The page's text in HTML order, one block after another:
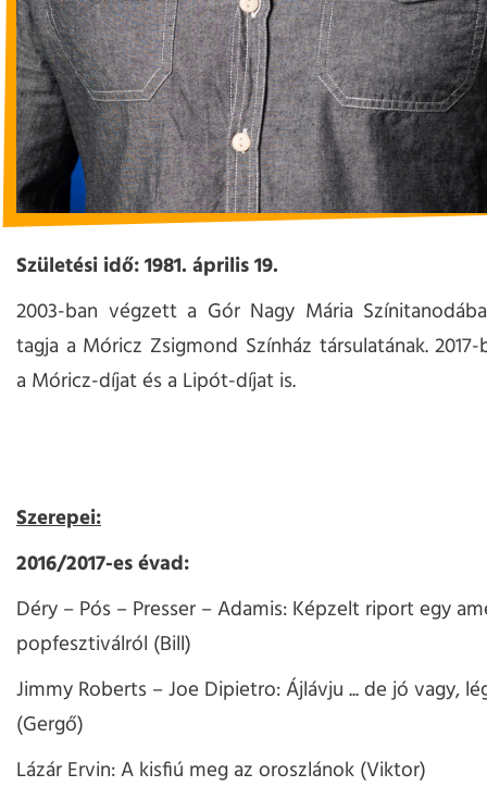
Születési idő: 1981. április 19.
2003-ban végzett a Gór Nagy Mária
tagja a Móricz Zsigmond Színház társulatának.
a Móricz-díjat és a Lipót-díjat is.
Szerepei:
2016/2017-es évad:
Déry – Pós – Presser – Adamis: Képzelt riport egy
popfesztiválról (Bill)
Jimmy Roberts – Joe Dipietro: Ájlávju ... de jó vagy,
(Gergő)
Lázár Ervin: A kisfiú meg az oroszlánok (Viktor)